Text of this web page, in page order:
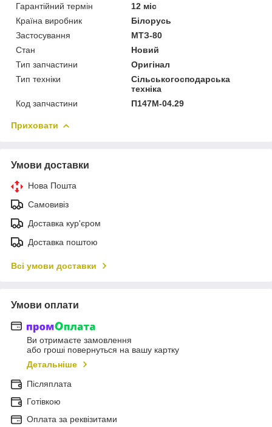
Гарантійний термін
12 міс
Країна виробник
Білорусь
Застосування
МТЗ-80
Стан
Новий
Тип запчастини
Оригінал
Тип техніки
Сільськогосподарська
техніка
Код запчастини
П147М-04.29
Приховати
Умови доставки
Нова Пошта
Самовивіз
Доставка кур'єром
Доставка поштою
Всі умови доставки
Умови оплати
Ви отримаєте замовлення
або гроші повернуться на вашу картку
Детальніше
Післяплата
Готівкою
Оплата за реквізитами